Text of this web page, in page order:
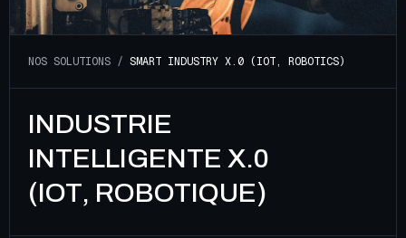
NOS SOLUTIONS / SMART INDUSTRY X.0 (IOT, ROBOTICS)
INDUSTRIE
INTELLIGENTE X.0
(IOT, ROBOTIQUE)